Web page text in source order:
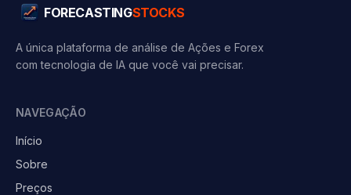
FORECASTINGSTOCKS
A única plataforma de análise de Ações e Forex
com tecnologia de IA que você vai precisar.
NAVEGAÇÃO
Início
Sobre
Preços